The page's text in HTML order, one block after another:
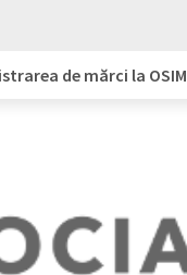
de mărci la OSIM